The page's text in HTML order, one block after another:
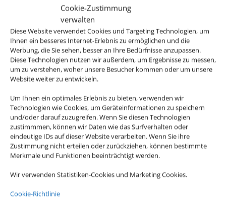
Cookie-Zustimmung
verwalten
Diese Website verwendet Cookies und Targeting Technologien, um
Ihnen ein besseres Internet-Erlebnis zu ermöglichen und die
Werbung, die Sie sehen, besser an Ihre Bedürfnisse anzupassen.
Diese Technologien nutzen wir außerdem, um Ergebnisse zu messen,
um zu verstehen, woher unsere Besucher kommen oder um unsere
Website weiter zu entwickeln.
Um Ihnen ein optimales Erlebnis zu bieten, verwenden wir
Technologien wie Cookies, um Geräteinformationen zu speichern
und/oder darauf zuzugreifen. Wenn Sie diesen Technologien
zustimmmen, können wir Daten wie das Surfverhalten oder
eindeutige IDs auf dieser Website verarbeiten. Wenn Sie ihre
Zustimmung nicht erteilen oder zurückziehen, können bestimmte
Merkmale und Funktionen beeinträchtigt werden.
Wir verwenden Statistiken-Cookies und Marketing Cookies.
Cookie-Richtlinie
ruhig liegt die kleine Hotelanlage – von vielen
Stammgästen geschätzt für die familiäre
Atmosphäre. Ankommen und Wohlfühlen!
ab 661 € (p. P.)